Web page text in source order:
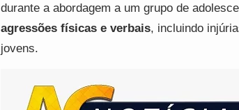
durante a abordagem a um grupo de
agressões físicas e verbais, incluindo
jovens.